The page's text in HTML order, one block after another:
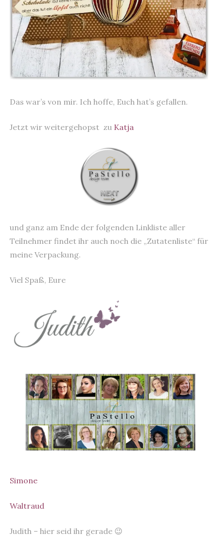
Das war’s von mir. Ich hoffe, Euch hat’s gefallen.
Jetzt wir weitergehopst zu Katja
und ganz am Ende der folgenden Linkliste aller
Teilnehmer findet ihr auch noch die „Zutatenliste“ für
meine Verpackung.
Viel Spaß, Eure
Simone
Waltraud
Judith – hier seid ihr gerade 😉